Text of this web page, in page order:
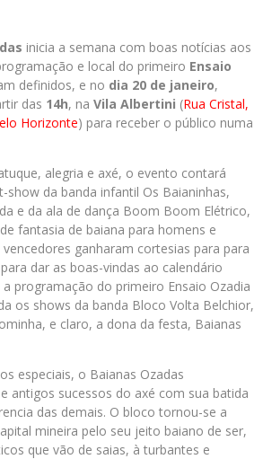
inicia a semana com boas notícias aos
e local do primeiro Ensaio
definidos, e no dia 20 de janeiro,
das 14h, na Vila Albertini (Rua Cristal,
Horizonte) para receber o público numa
alegria e axé, o evento contará
show da banda infantil Os Baianinhas,
e da ala de dança Boom Boom Elétrico,
fantasia de baiana para homens e
ganharam cortesias para para
dar as boas-vindas ao calendário
programação do primeiro Ensaio Ozadia
os shows da banda Bloco Volta Belchior,
e claro, a dona da festa, Baianas
especiais, o Baianas Ozadas
antigos sucessos do axé com sua batida
das demais. O bloco tornou-se a
mineira pelo seu jeito baiano de ser,
que vão de saias, à turbantes e